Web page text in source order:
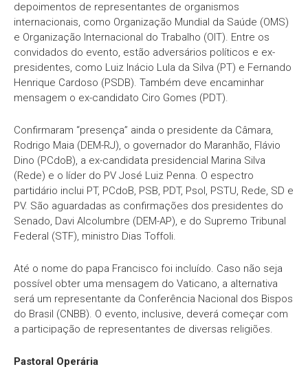
depoimentos de representantes de organismos
internacionais, como Organização Mundial da Saúde (OMS)
e Organização Internacional do Trabalho (OIT). Entre os
convidados do evento, estão adversários políticos e ex-
presidentes, como Luiz Inácio Lula da Silva (PT) e Fernando
Henrique Cardoso (PSDB). Também deve encaminhar
mensagem o ex-candidato Ciro Gomes (PDT).
Confirmaram “presença” ainda o presidente da Câmara,
Rodrigo Maia (DEM-RJ), o governador do Maranhão, Flávio
Dino (PCdoB), a ex-candidata presidencial Marina Silva
(Rede) e o líder do PV José Luiz Penna. O espectro
partidário inclui PT, PCdoB, PSB, PDT, Psol, PSTU, Rede, SD e
PV. São aguardadas as confirmações dos presidentes do
Senado, Davi Alcolumbre (DEM-AP), e do Supremo Tribunal
Federal (STF), ministro Dias Toffoli.
Até o nome do papa Francisco foi incluído. Caso não seja
possível obter uma mensagem do Vaticano, a alternativa
será um representante da Conferência Nacional dos Bispos
do Brasil (CNBB). O evento, inclusive, deverá começar com
a participação de representantes de diversas religiões.
Pastoral Operária